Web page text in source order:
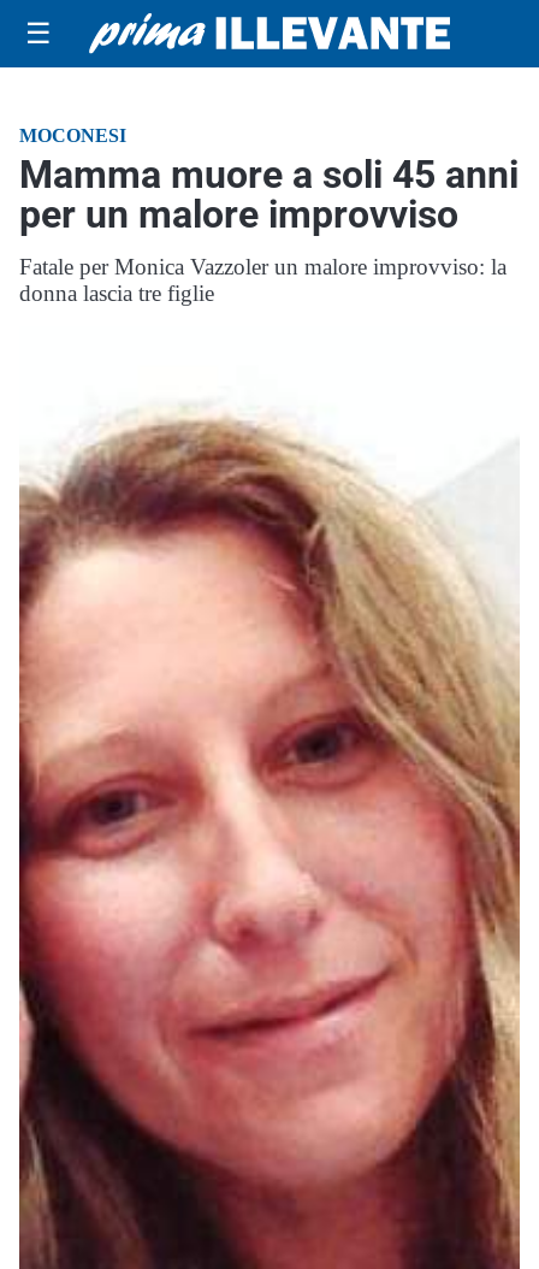
☰
MOCONESI
Mamma muore a soli 45 anni
per un malore improvviso
Fatale per Monica Vazzoler un malore improvviso: la
donna lascia tre figlie